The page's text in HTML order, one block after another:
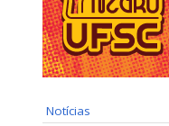
Notícias